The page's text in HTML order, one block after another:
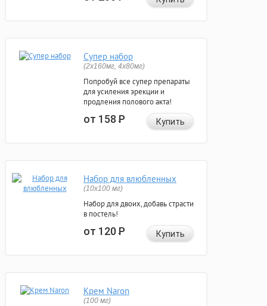
Супер набор
(2х160мг, 4х80мг)
Попробуй все супер препараты
для усиления эрекции и
продления полового акта!
от 158Р Купить
Набор для влюбленных
(10х100 мг)
Набор для двоих, добавь страсти
в постель!
от 120Р Купить
Крем Naron
(100 мг)